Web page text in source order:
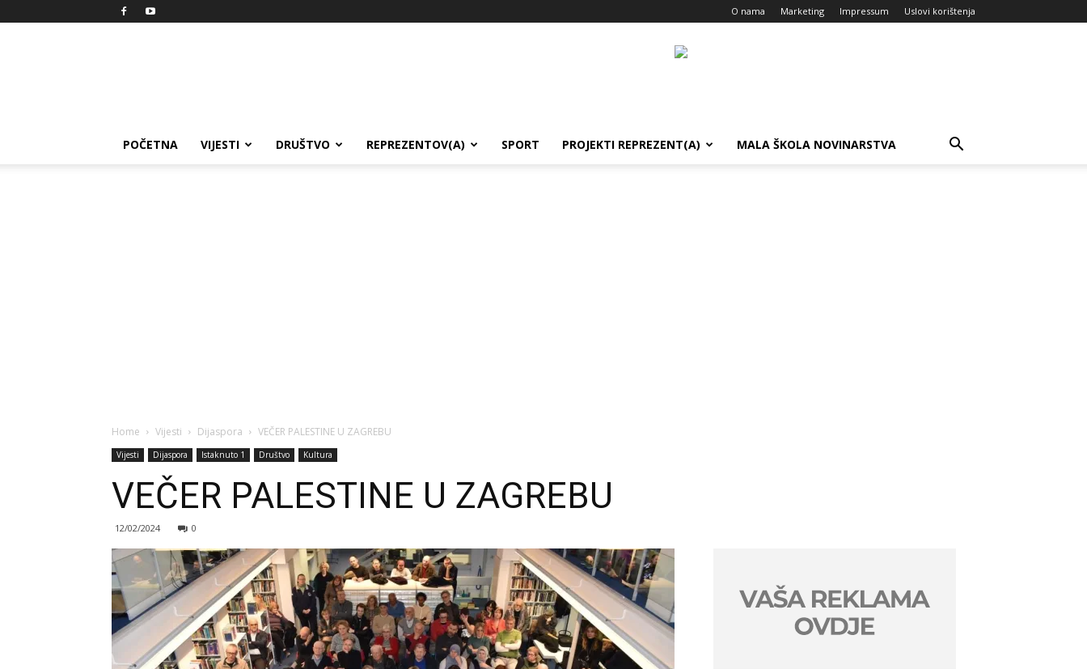
O nama Marketing Impressum Uslovi korištenja
POČETNA VIJESTI DRUŠTVO REPREZENTOV(A) SPORT PROJEKTI REPREZENT(A) MALA ŠKOLA NOVINARSTVA
Home Vijesti Dijaspora VEČER PALESTINE U ZAGREBU
Vijesti Dijaspora Istaknuto 1 Društvo Kultura
VEČER PALESTINE U ZAGREBU
12/02/2024 0